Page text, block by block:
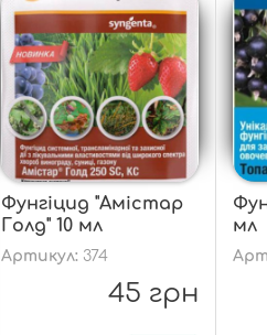
Фунгіцид "Амістар
Голд" 10 мл
Артикул: 374
45 грн
мл